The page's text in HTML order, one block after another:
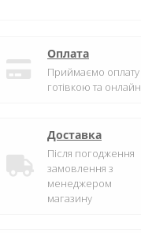
Оплата
Приймаємо оплату
готівкою та онлайн
Доставка
Після погодження
замовлення з
менеджером
магазину